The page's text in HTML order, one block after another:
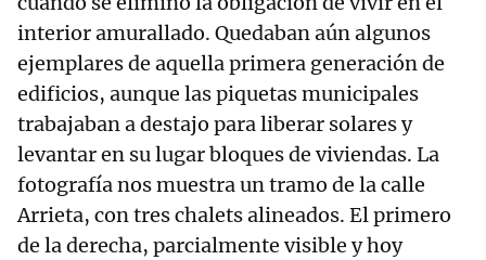
interior amurallado. Quedaban aún algunos
ejemplares de aquella primera generación de
edificios, aunque las piquetas municipales
trabajaban a destajo para liberar solares y
levantar en su lugar bloques de viviendas. La
fotografía nos muestra un tramo de la calle
Arrieta, con tres chalets alineados. El primero
de la derecha, parcialmente visible y hoy